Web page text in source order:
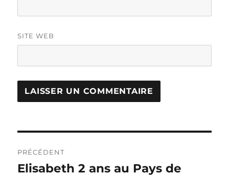
SITE WEB
de
PRÉCÉDENT
Publication
Elisabeth 2 ans au Pays de